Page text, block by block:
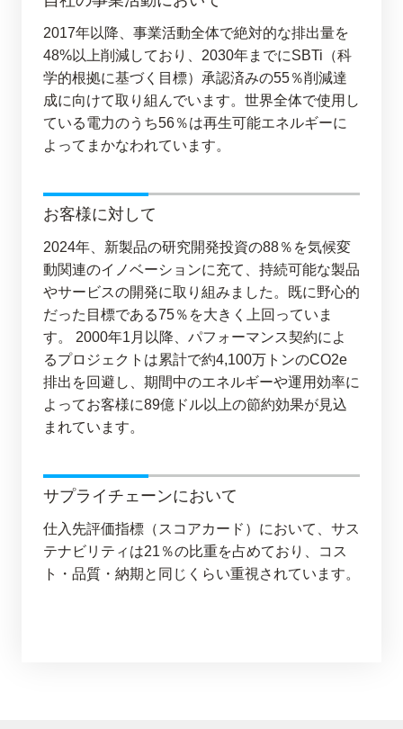
2017年以降、事業活動全体で絶対的な排出量を
48%以上削減しており、2030年までにSBTi（科
学的根拠に基づく目標）承認済みの55％削減達
成に向けて取り組んでいます。世界全体で使用し
ている電力のうち56％は再生可能エネルギーに
よってまかなわれています。
お客様に対して
2024年、新製品の研究開発投資の88％を気候変
動関連のイノベーションに充て、持続可能な製品
やサービスの開発に取り組みました。既に野心的
だった目標である75％を大きく上回っていま
す。 2000年1月以降、パフォーマンス契約によ
るプロジェクトは累計で約4,100万トンのCO2e
排出を回避し、期間中のエネルギーや運用効率に
よってお客様に89億ドル以上の節約効果が見込
まれています。
サプライチェーンにおいて
仕入先評価指標（スコアカード）において、サス
テナビリティは21％の比重を占めており、コス
ト・品質・納期と同じくらい重視されています。